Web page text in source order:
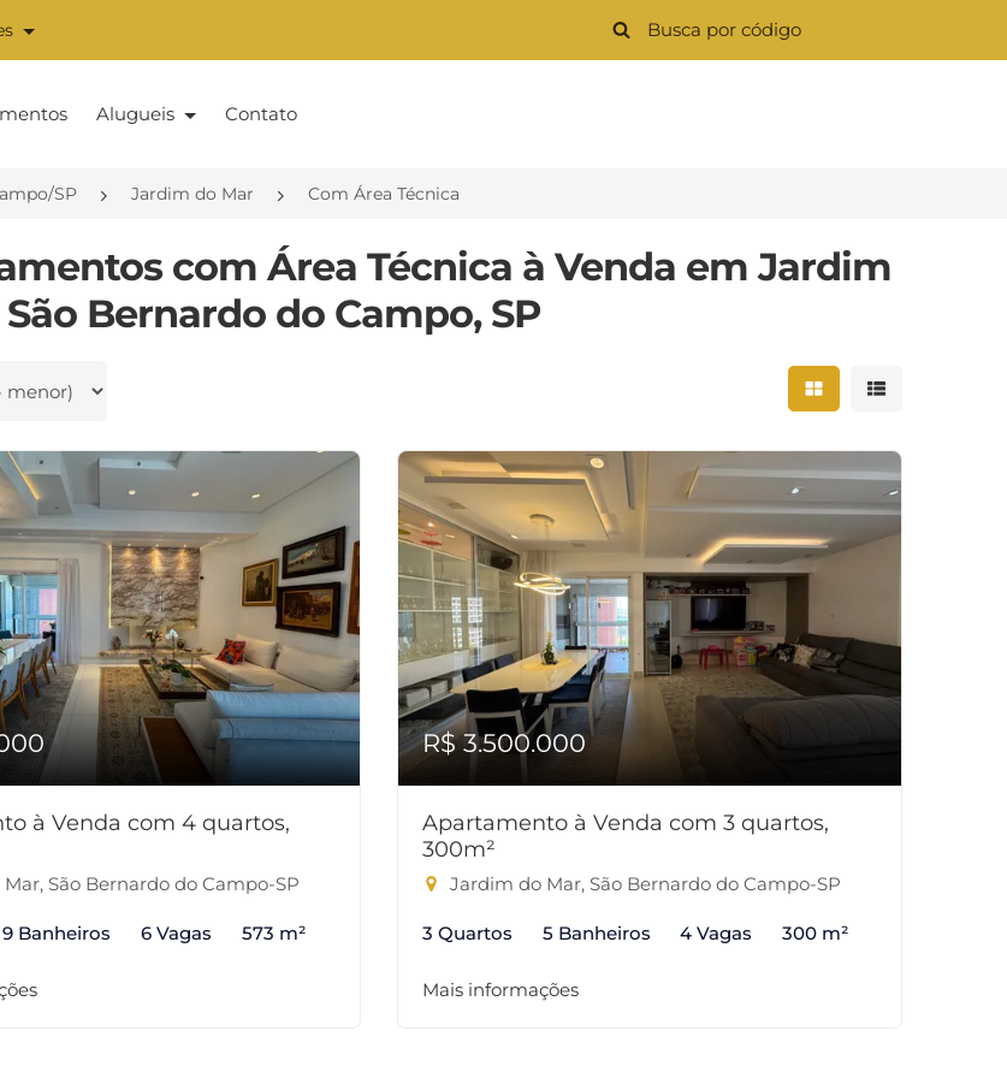
Alugueis Contato
SP Jardim do Mar Com Área Técnica
com Área Técnica à Venda em Jardim
Bernardo do Campo, SP
Mostrar resultados
Mostrar
à Venda com 4 quartos,
São Bernardo do Campo-SP
9 Banheiros 6 Vagas 573 m²
R$ 3.500.000
Apartamento à Venda com 3 quartos,
300m²
Jardim do Mar, São Bernardo do Campo-SP
3 Quartos 5 Banheiros 4 Vagas 300 m²
Mais informações